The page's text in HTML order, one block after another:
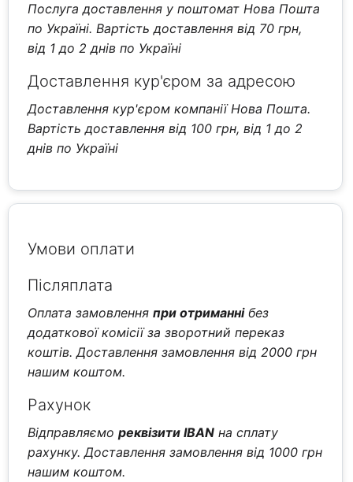
Послуга доставлення у поштомат Нова Пошта
по Україні. Вартість доставлення від 70 грн,
від 1 до 2 днів по Україні
Доставлення кур'єром за адресою
Доставлення кур'єром компанії Нова Пошта.
Вартість доставлення від 100 грн, від 1 до 2
днів по Україні
Умови оплати
Післяплата
Оплата замовленняпри отриманнібез
додаткової комісії за зворотний переказ
коштів. Доставлення замовлення від 2000 грн
нашим коштом.
Рахунок
Відправляємореквізити IBAN на сплату
рахунку. Доставлення замовлення від 1000 грн
нашим коштом.